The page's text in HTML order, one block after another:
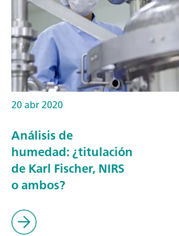
20 abr 2020
Análisis de
humedad: ¿titulación
de Karl Fischer, NIRS
o ambos?